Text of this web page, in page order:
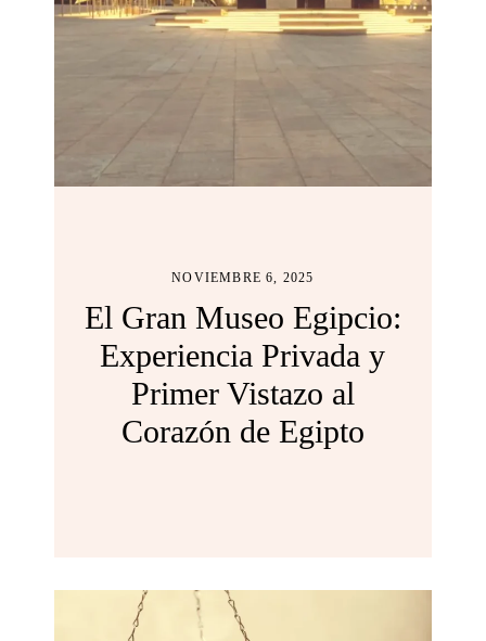
NOVIEMBRE 6, 2025
El Gran Museo Egipcio:
Experiencia Privada y
Primer Vistazo al
Corazón de Egipto